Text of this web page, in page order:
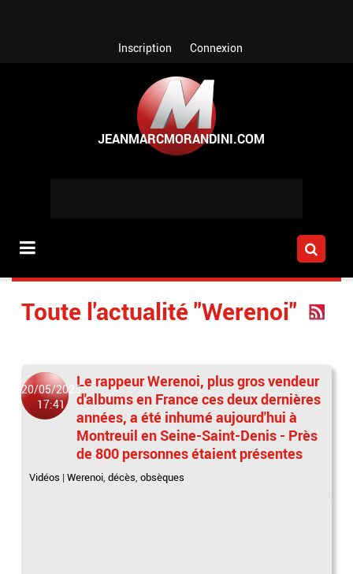
Inscription Connexion
Toute l'actualité "Werenoi"
20/05/2025
17:41
Le rappeur Werenoi, plus gros vendeur
d'albums en France ces deux dernières
années, a été inhumé aujourd'hui à
Montreuil en Seine-Saint-Denis - Près
de 800 personnes étaient présentes
Vidéos |Werenoi,décès,obsèques